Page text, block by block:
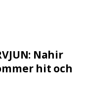
Nahir
hit och